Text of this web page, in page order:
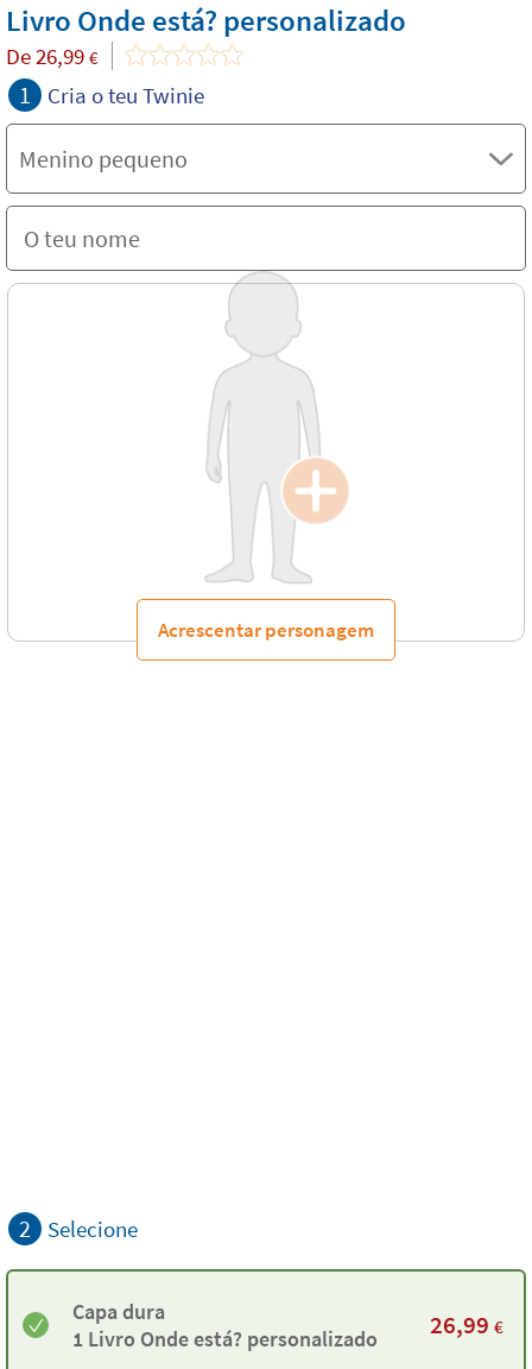
Livro Onde está? personalizado
De26,99 €
1 Cria o teu Twinie
Acrescentar personagem
2 Selecione
Capa dura
1 Livro Onde está? personalizado
26,99 €